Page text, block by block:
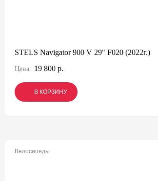
STELS Navigator 900 V 29" F020 (2022г.)
Цена: 19 800 р.
В КОРЗИНУ
В КОРЗИНУ
В КОРЗИНУ
Велосипеды